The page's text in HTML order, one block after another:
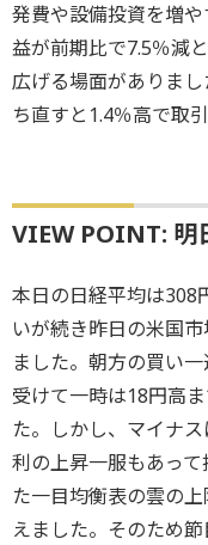
発費や設備投資を増
益が前期比で7.5％減
広げる場面がありま
ち直すと1.4％高で取
VIEW POINT: 明
本日の日経平均は308
いが続き昨日の米国
ました。朝方の買い
受けて一時は18円高
た。しかし、マイナ
利の上昇一服もあっ
た一目均衡表の雲の
えました。そのため